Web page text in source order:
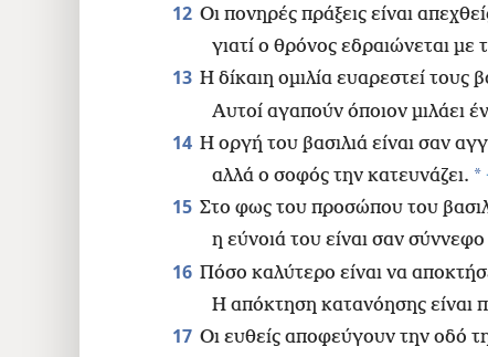
12 Οι πονηρές πράξεις είναι
γιατί ο θρόνος εδραιώνεται με
13 Η δίκαιη ομιλία ευαρεστεί τους
Αυτοί αγαπούν όποιον μιλάει
14 Η οργή του βασιλιά είναι σαν
αλλά ο σοφός την κατευνάζει. *
15 Στο φως του προσώπου του
η εύνοιά του είναι σαν
16 Πόσο καλύτερο είναι να
Η απόκτηση κατανόησης είναι
17 Οι ευθείς αποφεύγουν την οδό